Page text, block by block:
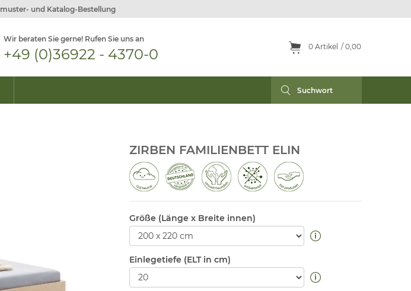
und Katalog-Bestellung
Wir beraten Sie gerne! Rufen Sie uns an
+49 (0)36922 - 4370-0 0 Artikel 0,00
ZIRBEN FAMILIENBETT ELIN
Größe (Länge x Breite innen)
Einlegetiefe (ELT in cm)